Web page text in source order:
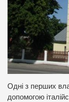
Одні з перших
допомогою